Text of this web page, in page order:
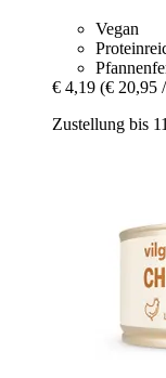
Vegan
€ 4,19 (€ 20,95
Zustellung bis